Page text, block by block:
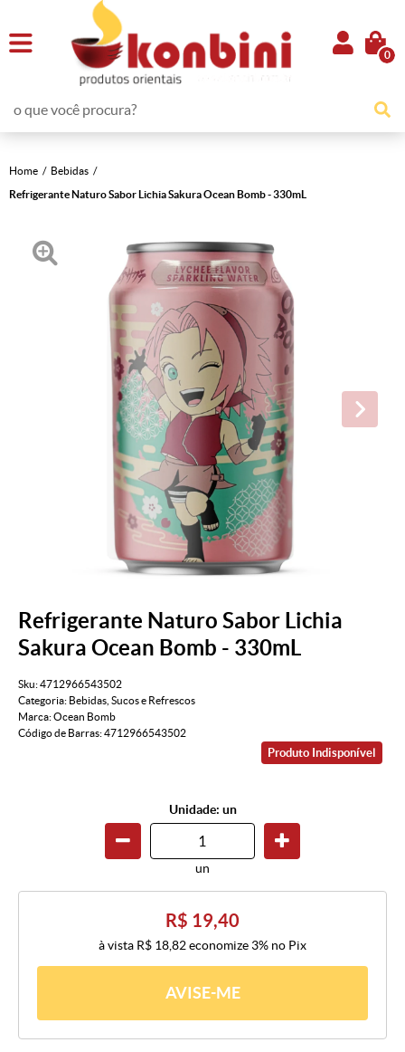
0
Home
Bebidas
Refrigerante Naturo Sabor Lichia Sakura Ocean Bomb - 330mL
Refrigerante Naturo Sabor Lichia
Sakura Ocean Bomb - 330mL
Sku:4712966543502
Categoria: Bebidas Sucos e Refrescos
Marca:Ocean Bomb
Código de Barras:4712966543502
Produto Indisponível
Unidade: un
un
R$ 19,40
à vista R$ 18,82economize 3% no Pix
AVISE-ME